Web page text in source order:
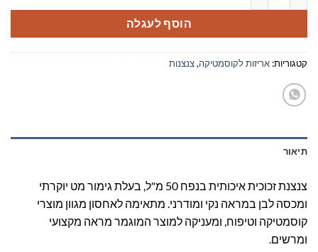
הוסף לעגלה
קטגוריות: אריזות לקוסמטיקה,צנצנות
תיאור
צנצנת זכוכית איכותית בנפח 50 מ"ל, בעלת גימור מט יוקרתי
ומכסה לבן במראה נקי ומודרני. מתאימה לאחסון מגוון מוצרי
קוסמטיקה וטיפוח, ומעניקה למוצר המוגמר מראה מקצועי
ומרשים.